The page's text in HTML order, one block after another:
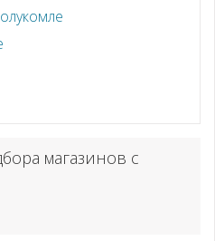
магазинов с